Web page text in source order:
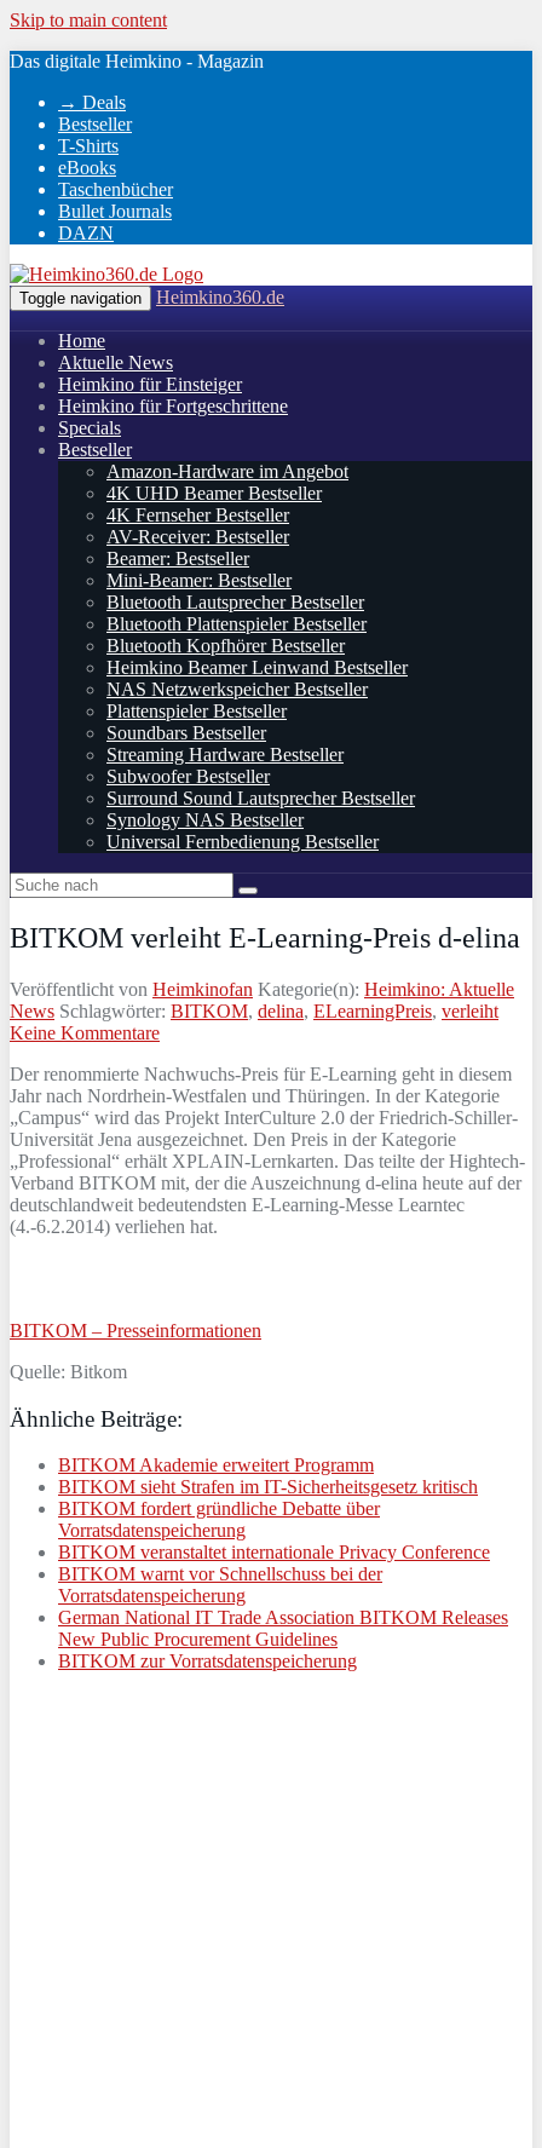
Skip to main content
Das digitale Heimkino - Magazin
→ Deals
Bestseller
T-Shirts
eBooks
Taschenbücher
Bullet Journals
DAZN
Toggle navigation Heimkino360.de
Home
Aktuelle News
Heimkino für Einsteiger
Heimkino für Fortgeschrittene
Specials
Bestseller
Amazon-Hardware im Angebot
4K UHD Beamer Bestseller
4K Fernseher Bestseller
AV-Receiver: Bestseller
Beamer: Bestseller
Mini-Beamer: Bestseller
Bluetooth Lautsprecher Bestseller
Bluetooth Plattenspieler Bestseller
Bluetooth Kopfhörer Bestseller
Heimkino Beamer Leinwand Bestseller
NAS Netzwerkspeicher Bestseller
Plattenspieler Bestseller
Soundbars Bestseller
Streaming Hardware Bestseller
Subwoofer Bestseller
Surround Sound Lautsprecher Bestseller
Synology NAS Bestseller
Universal Fernbedienung Bestseller
BITKOM verleiht E-Learning-Preis d-elina
Veröffentlicht von Heimkinofan Kategorie(n): Heimkino: Aktuelle
News Schlagwörter: BITKOM, delina, ELearningPreis, verleiht
Keine Kommentare
Der renommierte Nachwuchs-Preis für E-Learning geht in diesem
Jahr nach Nordrhein-Westfalen und Thüringen. In der Kategorie
„Campus“ wird das Projekt InterCulture 2.0 der Friedrich-Schiller-
Universität Jena ausgezeichnet. Den Preis in der Kategorie
„Professional“ erhält XPLAIN-Lernkarten. Das teilte der Hightech-
Verband BITKOM mit, der die Auszeichnung d-elina heute auf der
deutschlandweit bedeutendsten E-Learning-Messe Learntec
(4.-6.2.2014) verliehen hat.
BITKOM – Presseinformationen
Quelle: Bitkom
Ähnliche Beiträge:
BITKOM Akademie erweitert Programm
BITKOM sieht Strafen im IT-Sicherheitsgesetz kritisch
BITKOM fordert gründliche Debatte über
Vorratsdatenspeicherung
BITKOM veranstaltet internationale Privacy Conference
BITKOM warnt vor Schnellschuss bei der
Vorratsdatenspeicherung
German National IT Trade Association BITKOM Releases
New Public Procurement Guidelines
BITKOM zur Vorratsdatenspeicherung